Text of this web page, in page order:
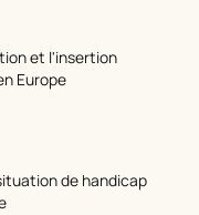
et l'insertion
Europe
de handicap